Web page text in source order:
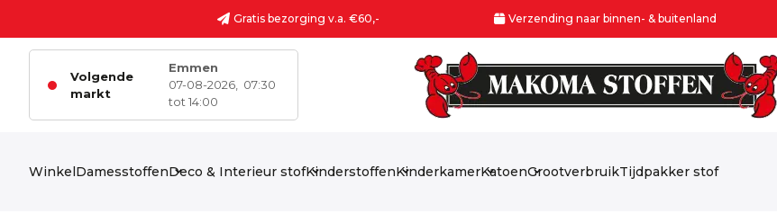
Gratis bezorging v.a. €60,- Verzending naar binnen- & buitenland
Volgende
markt
Emmen
07-08-2026,
07:30
tot 14:00
WinkelDamesstoffenDeco & Interieur stofKinderstoffenKinderkamerKatoenGrootverbruikTijdpakker stof